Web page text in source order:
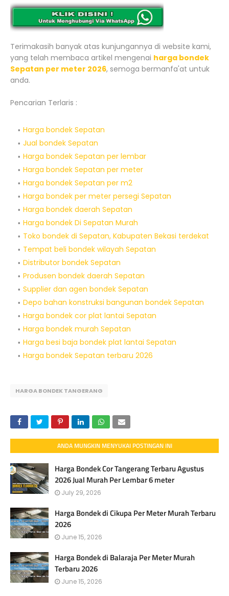
Terimakasih banyak atas kunjungannya di website kami,
yang telah membaca artikel mengenai harga bondek
Sepatan per meter 2026, semoga bermanfa'at untuk
anda.
Pencarian Terlaris :
Harga bondek Sepatan
Jual bondek Sepatan
Harga bondek Sepatan per lembar
Harga bondek Sepatan per meter
Harga bondek Sepatan per m2
Harga bondek per meter persegi Sepatan
Harga bondek daerah Sepatan
Harga bondek Di Sepatan Murah
Toko bondek di Sepatan, Kabupaten Bekasi terdekat
Tempat beli bondek wilayah Sepatan
Distributor bondek Sepatan
Produsen bondek daerah Sepatan
Supplier dan agen bondek Sepatan
Depo bahan konstruksi bangunan bondek Sepatan
Harga bondek cor plat lantai Sepatan
Harga bondek murah Sepatan
Harga besi baja bondek plat lantai Sepatan
Harga bondek Sepatan terbaru 2026
HARGA BONDEK TANGERANG
ANDA MUNGKIN MENYUKAI POSTINGAN INI
Harga Bondek Cor Tangerang Terbaru Agustus
2026 Jual Murah Per Lembar 6 meter
July 29, 2026
Harga Bondek di Cikupa Per Meter Murah Terbaru
2026
June 15, 2026
Harga Bondek di Balaraja Per Meter Murah
Terbaru 2026
June 15, 2026